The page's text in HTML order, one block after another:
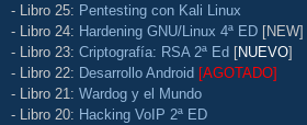
- Libro 25: Pentesting con Kali Linux
- Libro 24: Hardening GNU/Linux 4ª ED [NEW]
- Libro 23: Criptografía: RSA 2ª Ed [NUEVO]
- Libro 22: Desarrollo Android [AGOTADO]
- Libro 21: Wardog y el Mundo
- Libro 20: Hacking VoIP 2ª ED